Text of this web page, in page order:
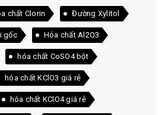
chất Clorin Đường Xylitol
gốc Hóa chất Al2O3
hóa chất CoSO4 bột
hóa chất KClO3 giá rẻ
hóa chất KClO4 giá rẻ